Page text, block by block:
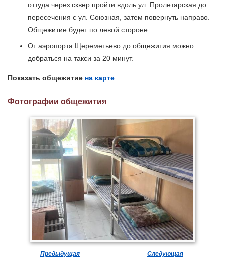
оттуда через сквер пройти вдоль ул. Пролетарская до
пересечения с ул. Союзная, затем повернуть направо.
Общежитие будет по левой стороне.
От аэропорта Щереметьево до общежития можно
добраться на такси за 20 минут.
Показать общежитие на карте
Фотографии общежития
Предыдущая Следующая